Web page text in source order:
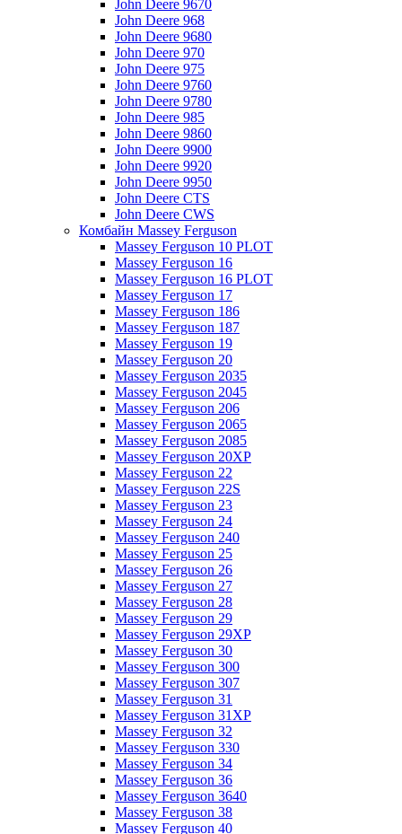
John Deere 9670
John Deere 968
John Deere 9680
John Deere 970
John Deere 975
John Deere 9760
John Deere 9780
John Deere 985
John Deere 9860
John Deere 9900
John Deere 9920
John Deere 9950
John Deere CTS
John Deere CWS
Комбайн Massey Ferguson
Massey Ferguson 10 PLOT
Massey Ferguson 16
Massey Ferguson 16 PLOT
Massey Ferguson 17
Massey Ferguson 186
Massey Ferguson 187
Massey Ferguson 19
Massey Ferguson 20
Massey Ferguson 2035
Massey Ferguson 2045
Massey Ferguson 206
Massey Ferguson 2065
Massey Ferguson 2085
Massey Ferguson 20XP
Massey Ferguson 22
Massey Ferguson 22S
Massey Ferguson 23
Massey Ferguson 24
Massey Ferguson 240
Massey Ferguson 25
Massey Ferguson 26
Massey Ferguson 27
Massey Ferguson 28
Massey Ferguson 29
Massey Ferguson 29XP
Massey Ferguson 30
Massey Ferguson 300
Massey Ferguson 307
Massey Ferguson 31
Massey Ferguson 31XP
Massey Ferguson 32
Massey Ferguson 330
Massey Ferguson 34
Massey Ferguson 36
Massey Ferguson 3640
Massey Ferguson 38
Massey Ferguson 40